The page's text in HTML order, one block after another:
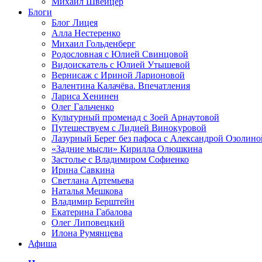
Блоги
Блог Лицея
Алла Нестеренко
Михаил Гольденберг
Родословная с Юлией Свинцовой
Видоискатель с Юлией Утышевой
Вернисаж с Ириной Ларионовой
Валентина Калачёва. Впечатления
Лариса Хенинен
Олег Гальченко
Культурный променад с Зоей Арнаутовой
Путешествуем с Лидией Винокуровой
Лазурный Берег без пафоса с Александрой
«Задние мысли» Кирилла Олюшкина
Застолье с Владимиром Софиенко
Ирина Савкина
Светлана Артемьева
Наталья Мешкова
Владимир Берштейн
Екатерина Габалова
Олег Липовецкий
Илона Румянцева
Афиша